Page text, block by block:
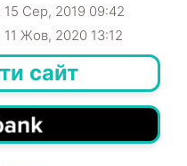
15 Сер, 2019 09:42
11 Жов, 2020 13:12
сайт